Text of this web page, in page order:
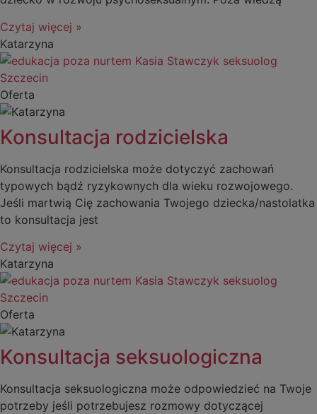
Czytaj więcej »
Katarzyna
Oferta
Konsultacja rodzicielska
Konsultacja rodzicielska może dotyczyć zachowań
typowych bądź ryzykownych dla wieku rozwojowego.
Jeśli martwią Cię zachowania Twojego dziecka/nastolatka
to konsultacja jest
Czytaj więcej »
Katarzyna
Oferta
Konsultacja seksuologiczna
Konsultacja seksuologiczna może odpowiedzieć na Twoje
potrzeby jeśli potrzebujesz rozmowy dotyczącej